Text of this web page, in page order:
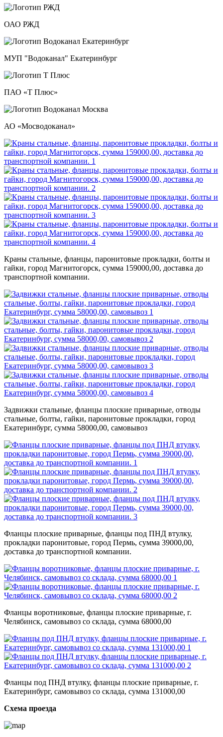
ОАО РЖД
МУП "Водоканал" Екатеринбург
ПАО «Т Плюс»
АО «Мосводоканал»
Краны стальные, фланцы, паронитовые прокладки, болты и
гайки, город Магнитогорск, сумма 159000,00, доставка до
транспортной компании.
Задвижки стальные, фланцы плоские приварные, отводы
стальные, болты, гайки, паронитовые прокладки, город
Екатеринбург, сумма 58000,00, самовывоз
Фланцы плоские приварные, фланцы под ПНД втулку,
прокладки паронитовые, город Пермь, сумма 39000,00,
доставка до транспортной компании.
Фланцы воротниковые, фланцы плоские приварные, г.
Челябинск, самовывоз со склада, сумма 68000,00
Фланцы под ПНД втулку, фланцы плоские приварные, г.
Екатеринбург, самовывоз со склада, сумма 131000,00
Схема проезда